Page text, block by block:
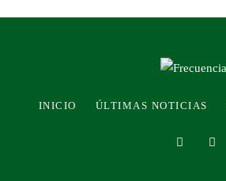
INICIO ÚLTIMAS NOTICIAS